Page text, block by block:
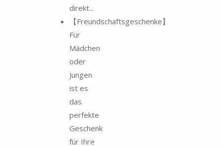
direkt...
【Freundschaftsgeschenke】
Für
Mädchen
oder
Jungen
ist es
das
perfekte
Geschenk
für Ihre